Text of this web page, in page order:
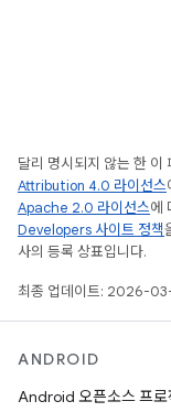
달리 명시되지 않는 한 이
Attribution 4.0 라이선스
Apache 2.0 라이선스에
Developers 사이트 정책
사의 등록 상표입니다.
최종 업데이트: 2026-
ANDROID
Android 오픈소스 프로